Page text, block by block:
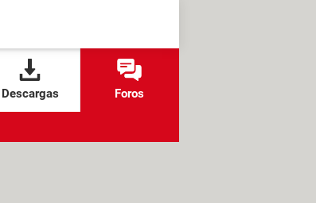
Descargas Foros